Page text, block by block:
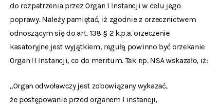
do rozpatrzenia przez Organ I Instancji w celu jego
poprawy. Należy pamiętać, iż zgodnie z orzecznictwem
odnoszącym się do art. 138 § 2 k.p.a. orzeczenie
kasatoryjne jest wyjątkiem, regułą powinno być orzekanie
Organ II Instancji, co do meritum. Tak np. NSA wskazało, iż:
„Organ odwoławczy jest zobowiązany wykazać,
że postępowanie przed organem I instancji,